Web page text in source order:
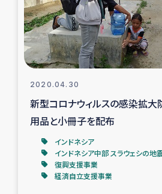
漁業復興支
インターン・ボランテ
居場所づく
ガザ空爆被災者への食料支
ガザ地区における羊
2020.04.30
新型コロナウィルスの感染拡
用品と小冊子を配布
インドネシア
インドネシア中部 スラウェシの地
復興支援事業
経済自立支援事業